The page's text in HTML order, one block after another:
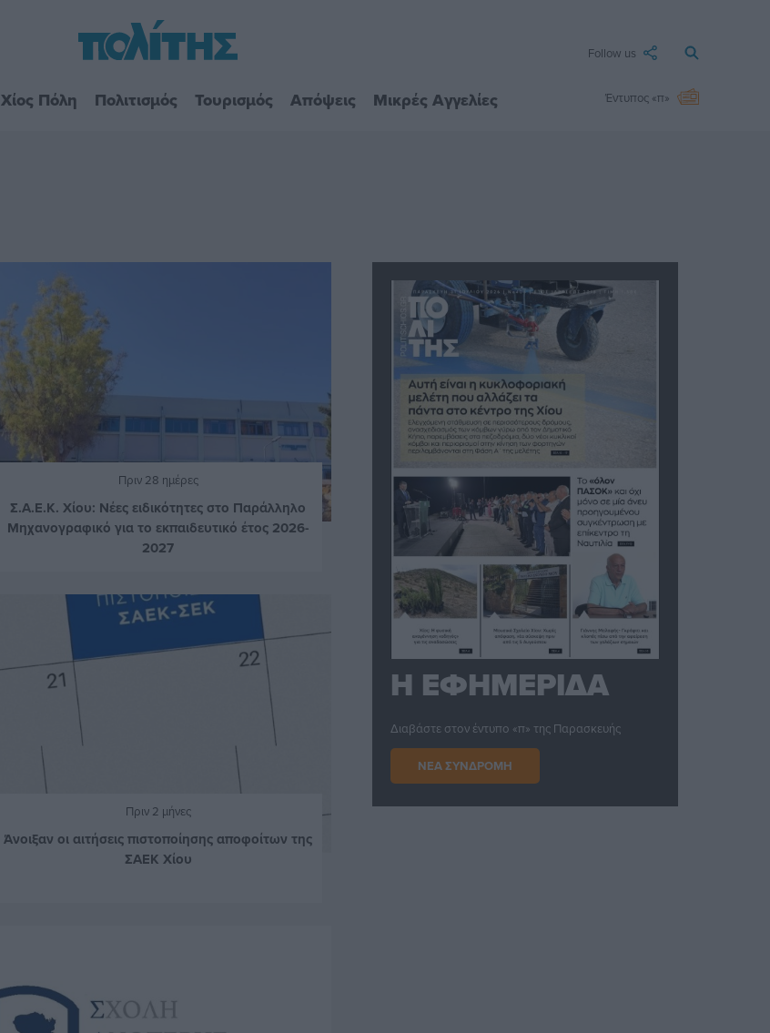
Follow us
Χίος Πόλη Πολιτισμός Τουρισμός Απόψεις Μικρές Αγγελίες Έντυπος «π»
Πριν 28 ημέρες
Σ.Α.Ε.Κ. Χίου: Νέες ειδικότητες στο Παράλληλο
Μηχανογραφικό για το εκπαιδευτικό έτος 2026-
2027
Πριν 2 μήνες
Άνοιξαν οι αιτήσεις πιστοποίησης αποφοίτων της
ΣΑΕΚ Χίου
Η ΕΦΗΜΕΡΙΔΑ
Διαβάστε στον έντυπο «π» της Παρασκευής
ΝΕΑ ΣΥΝΔΡΟΜΗ